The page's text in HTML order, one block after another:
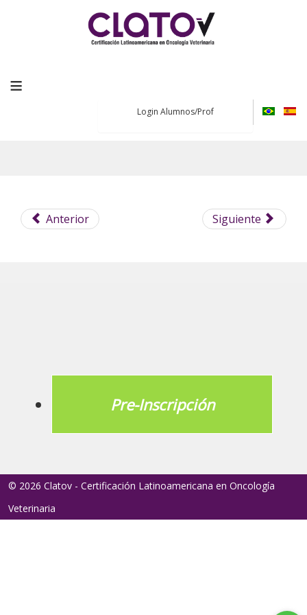
≡
Login Alumnos/Prof
Anterior Siguiente
Pre-Inscripción
© 2026 Clatov - Certificación Latinoamericana en Oncología
Veterinaria